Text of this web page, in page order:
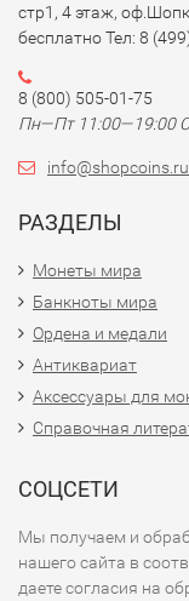
стр1, 4 этаж,
бесплатно Тел: 8
8 (800) 505-01-75
Пн—Пт 11:00—19:00
info@shopcoins.ru
РАЗДЕЛЫ
Монеты мира
Банкноты мира
Ордена и медали
Антиквариат
Аксессуары для
Справочная
СОЦСЕТИ
Мы получаем и
нашего сайта в
даете согласия на